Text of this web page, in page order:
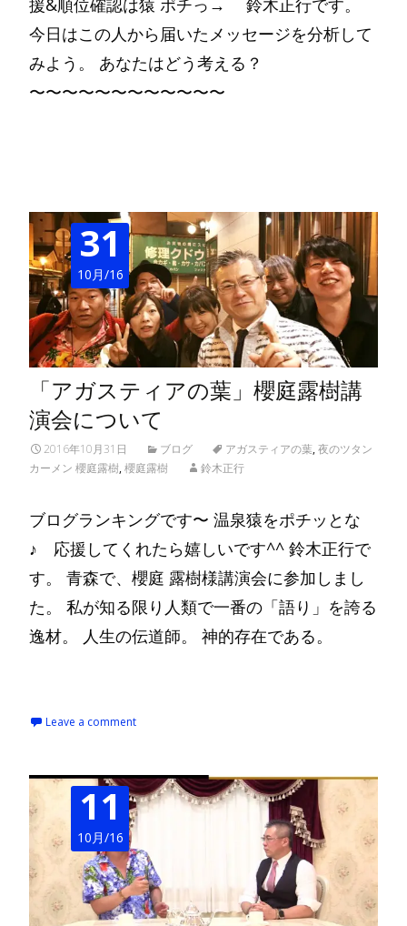
今日はこの人から届いたメッセージを分析して
みよう。 あなたはどう考える？
〜〜〜〜〜〜〜〜〜〜〜〜
31
10月/16
「アガスティアの葉」櫻庭露樹講
演会について
2016年10月31日 ブログ アガスティアの葉,夜のツタン
カーメン 櫻庭露樹,櫻庭露樹 鈴木正行
ブログランキングです〜 温泉猿をポチッとな
♪ 応援してくれたら嬉しいです^^ 鈴木正行で
す。 青森で、櫻庭 露樹様講演会に参加しまし
た。 私が知る限り人類で一番の「語り」を誇る
逸材。 人生の伝道師。 神的存在である。
Leave a comment
11
10月/16